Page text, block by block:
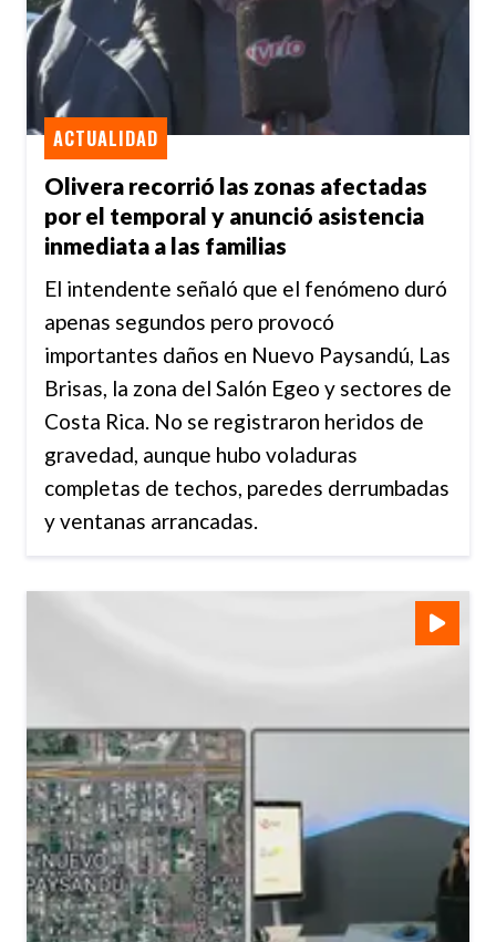
Olivera recorrió las zonas afectadas
por el temporal y anunció asistencia
inmediata a las familias
ACTUALIDAD
El intendente señaló que el fenómeno duró
apenas segundos pero provocó
importantes daños en Nuevo Paysandú, Las
Brisas, la zona del Salón Egeo y sectores de
Costa Rica. No se registraron heridos de
gravedad, aunque hubo voladuras
completas de techos, paredes derrumbadas
y ventanas arrancadas.